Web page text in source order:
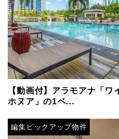
【動画付】アラモアナ「ワ
ホヌア」の1ベ...
編集ピックアップ物件